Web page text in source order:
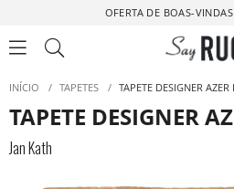
OFERTA DE BOAS-VINDAS
INÍCIO / TAPETES / TAPETE DESIGNER
TAPETE DESIGNER
Jan Kath